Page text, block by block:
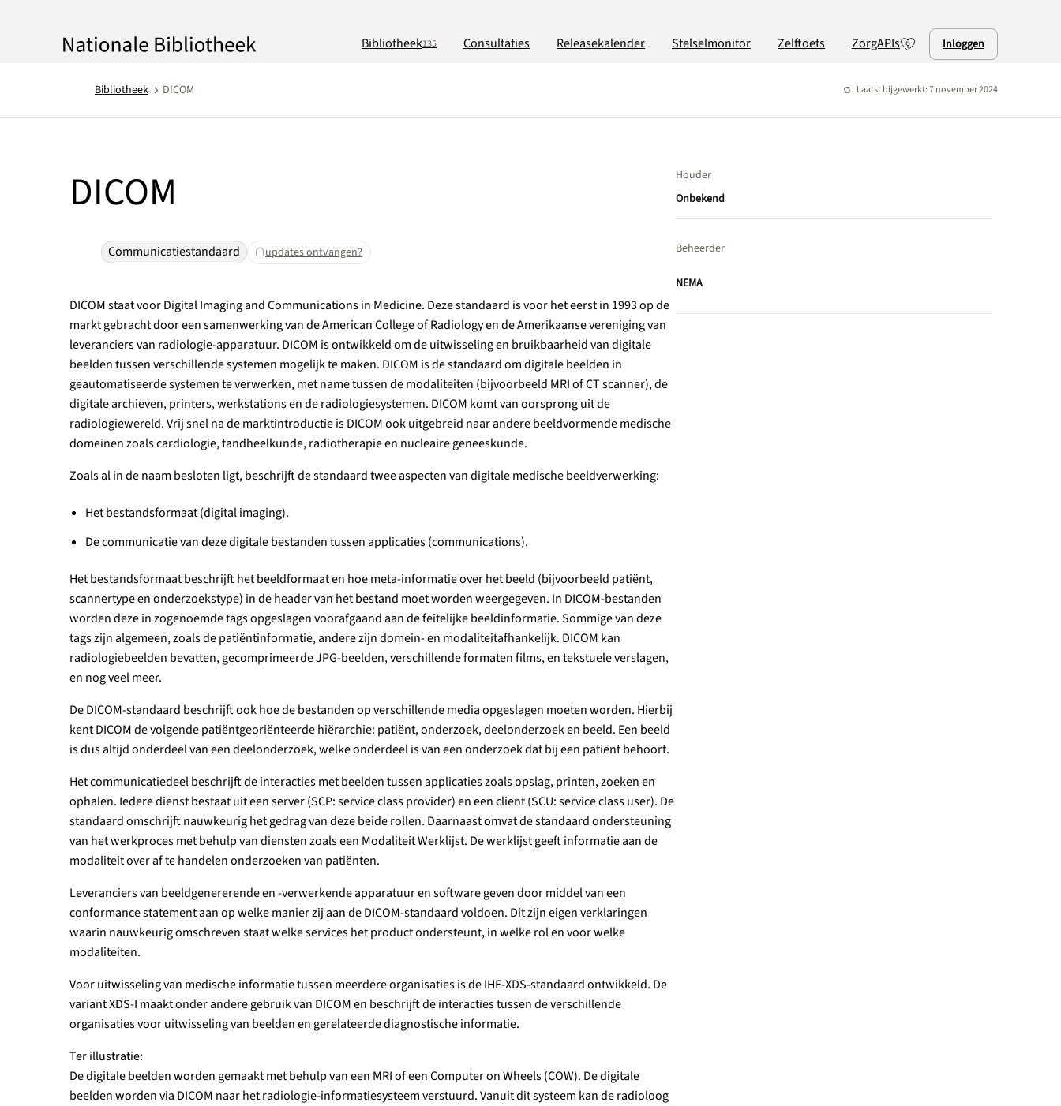
Bibliotheek135 Consultaties Releasekalender Stelselmonitor Zelftoets ZorgAPIs Inloggen
Bibliotheek DICOM Laatst bijgewerkt: 7 november 2024
DICOM
Communicatiestandaard updates ontvangen?
DICOM staat voor Digital Imaging and Communications in Medicine. Deze standaard is voor het eerst in 1993 op de
markt gebracht door een samenwerking van de American College of Radiology en de Amerikaanse vereniging van
leveranciers van radiologie-apparatuur. DICOM is ontwikkeld om de uitwisseling en bruikbaarheid van digitale
beelden tussen verschillende systemen mogelijk te maken. DICOM is de standaard om digitale beelden in
geautomatiseerde systemen te verwerken, met name tussen de modaliteiten (bijvoorbeeld MRI of CT scanner), de
digitale archieven, printers, werkstations en de radiologiesystemen. DICOM komt van oorsprong uit de
radiologiewereld. Vrij snel na de marktintroductie is DICOM ook uitgebreid naar andere beeldvormende medische
domeinen zoals cardiologie, tandheelkunde, radiotherapie en nucleaire geneeskunde.
Zoals al in de naam besloten ligt, beschrijft de standaard twee aspecten van digitale medische beeldverwerking:
Het bestandsformaat (digital imaging).
De communicatie van deze digitale bestanden tussen applicaties (communications).
Het bestandsformaat beschrijft het beeldformaat en hoe meta-informatie over het beeld (bijvoorbeeld patiënt,
scannertype en onderzoekstype) in de header van het bestand moet worden weergegeven. In DICOM-bestanden
worden deze in zogenoemde tags opgeslagen voorafgaand aan de feitelijke beeldinformatie. Sommige van deze
tags zijn algemeen, zoals de patiëntinformatie, andere zijn domein- en modaliteitafhankelijk. DICOM kan
radiologiebeelden bevatten, gecomprimeerde JPG-beelden, verschillende formaten films, en tekstuele verslagen,
en nog veel meer.
De DICOM-standaard beschrijft ook hoe de bestanden op verschillende media opgeslagen moeten worden. Hierbij
kent DICOM de volgende patiëntgeoriënteerde hiërarchie: patiënt, onderzoek, deelonderzoek en beeld. Een beeld
is dus altijd onderdeel van een deelonderzoek, welke onderdeel is van een onderzoek dat bij een patiënt behoort.
Het communicatiedeel beschrijft de interacties met beelden tussen applicaties zoals opslag, printen, zoeken en
ophalen. Iedere dienst bestaat uit een server (SCP: service class provider) en een client (SCU: service class user). De
standaard omschrijft nauwkeurig het gedrag van deze beide rollen. Daarnaast omvat de standaard ondersteuning
van het werkproces met behulp van diensten zoals een Modaliteit Werklijst. De werklijst geeft informatie aan de
modaliteit over af te handelen onderzoeken van patiënten.
Leveranciers van beeldgenererende en -verwerkende apparatuur en software geven door middel van een
conformance statement aan op welke manier zij aan de DICOM-standaard voldoen. Dit zijn eigen verklaringen
waarin nauwkeurig omschreven staat welke services het product ondersteunt, in welke rol en voor welke
modaliteiten.
Voor uitwisseling van medische informatie tussen meerdere organisaties is de IHE-XDS-standaard ontwikkeld. De
variant XDS-I maakt onder andere gebruik van DICOM en beschrijft de interacties tussen de verschillende
organisaties voor uitwisseling van beelden en gerelateerde diagnostische informatie.
Ter illustratie:
De digitale beelden worden gemaakt met behulp van een MRI of een Computer on Wheels (COW). De digitale
beelden worden via DICOM naar het radiologie-informatiesysteem verstuurd. Vanuit dit systeem kan de radioloog
Houder
Onbekend
Beheerder
NEMA